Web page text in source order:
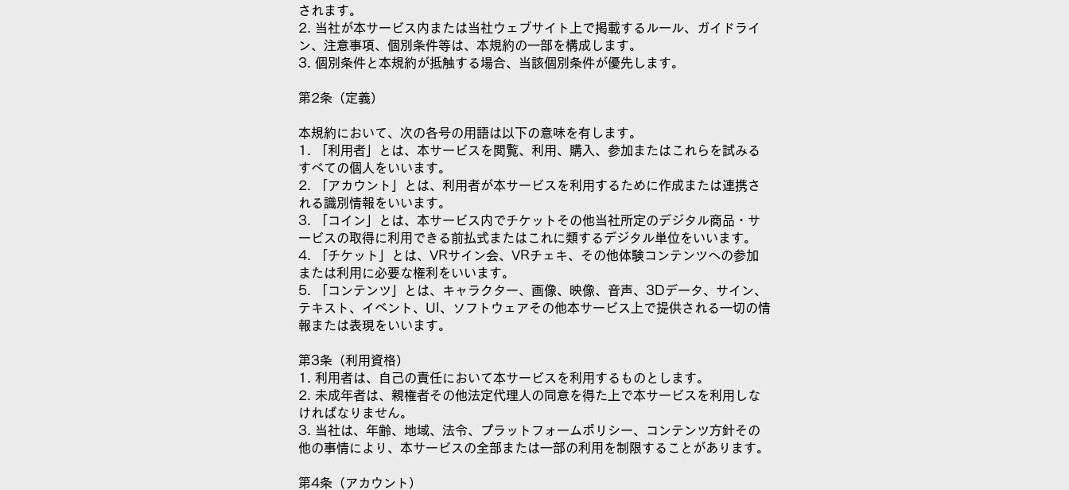
されます。
2. 当社が本サービス内または当社ウェブサイト上で掲載するルール、ガイドライ
ン、注意事項、個別条件等は、本規約の一部を構成します。
3. 個別条件と本規約が抵触する場合、当該個別条件が優先します。
第2条（定義）
本規約において、次の各号の用語は以下の意味を有します。
1. 「利用者」とは、本サービスを閲覧、利用、購入、参加またはこれらを試みる
すべての個人をいいます。
2. 「アカウント」とは、利用者が本サービスを利用するために作成または連携さ
れる識別情報をいいます。
3. 「コイン」とは、本サービス内でチケットその他当社所定のデジタル商品・サ
ービスの取得に利用できる前払式またはこれに類するデジタル単位をいいます。
4. 「チケット」とは、VRサイン会、VRチェキ、その他体験コンテンツへの参加
または利用に必要な権利をいいます。
5. 「コンテンツ」とは、キャラクター、画像、映像、音声、3Dデータ、サイン、
テキスト、イベント、UI、ソフトウェアその他本サービス上で提供される一切の情
報または表現をいいます。
第3条（利用資格）
1. 利用者は、自己の責任において本サービスを利用するものとします。
2. 未成年者は、親権者その他法定代理人の同意を得た上で本サービスを利用しな
ければなりません。
3. 当社は、年齢、地域、法令、プラットフォームポリシー、コンテンツ方針その
他の事情により、本サービスの全部または一部の利用を制限することがあります。
第4条（アカウント）